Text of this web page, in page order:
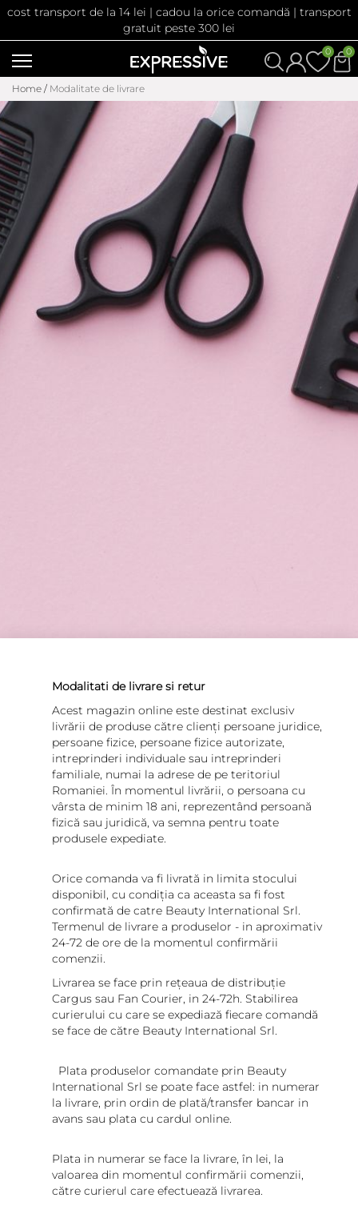
cost transport de la 14 lei | cadou la orice comandă | transport
gratuit peste 300 lei
0
0
Home / Modalitate de livrare
Modalitati de livrare si retur
Acest magazin online este destinat exclusiv
livrării de produse către clienți persoane juridice,
persoane fizice, persoane fizice autorizate,
intreprinderi individuale sau intreprinderi
familiale, numai la adrese de pe teritoriul
Romaniei. În momentul livrării, o persoana cu
vârsta de minim 18 ani, reprezentând persoană
fizică sau juridică, va semna pentru toate
produsele expediate.
Orice comanda va fi livrată in limita stocului
disponibil, cu condiția ca aceasta sa fi fost
confirmată de catre Beauty International Srl.
Termenul de livrare a produselor - in aproximativ
24-72 de ore de la momentul confirmării
comenzii.
Livrarea se face prin rețeaua de distribuție
Cargus sau Fan Courier, in 24-72h. Stabilirea
curierului cu care se expediază fiecare comandă
se face de către Beauty International Srl.
Plata produselor comandate prin Beauty
International Srl se poate face astfel: in numerar
la livrare, prin ordin de plată/transfer bancar in
avans sau plata cu cardul online.
Plata in numerar se face la livrare, în lei, la
valoarea din momentul confirmării comenzii,
către curierul care efectuează livrarea.